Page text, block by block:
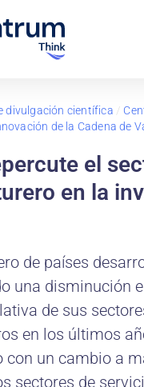
divulgación científica /
de la Cadena de
el
en la
de países
una disminución
de sus
en los últimos
con un cambio a
sectores de